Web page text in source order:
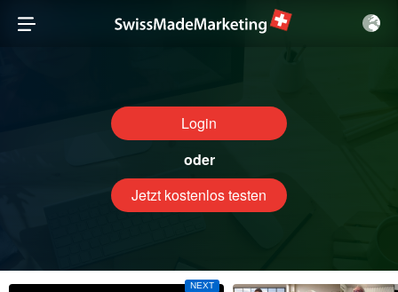
Login
oder
Jetzt kostenlos testen
NEXT